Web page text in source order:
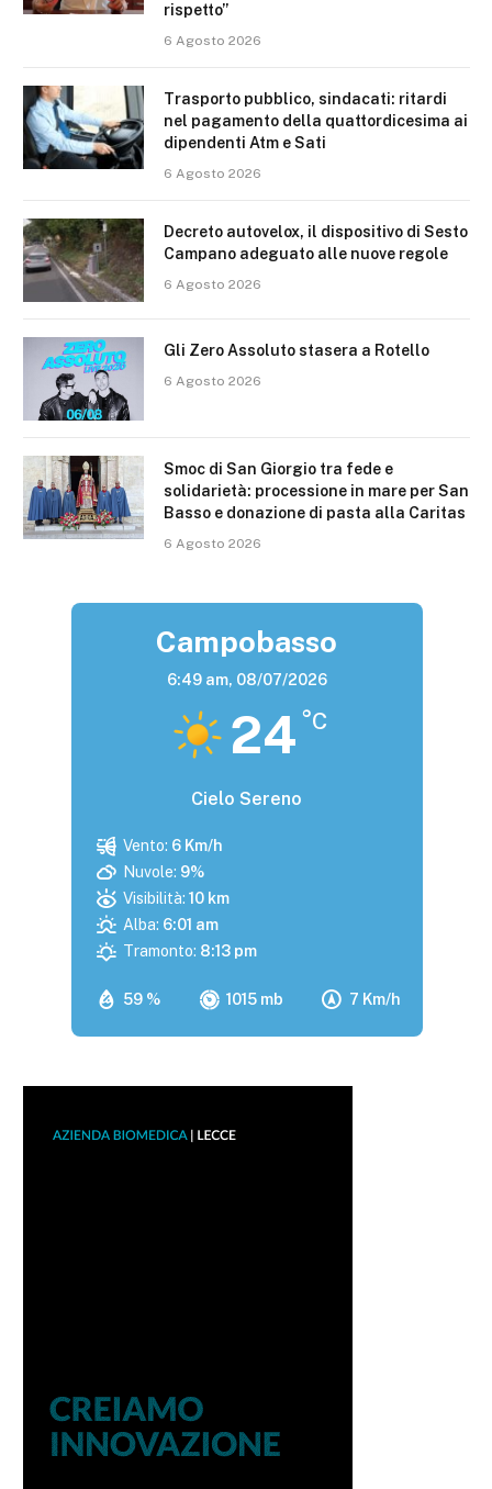
rispetto”
6 Agosto 2026
Trasporto pubblico, sindacati: ritardi
nel pagamento della quattordicesima ai
dipendenti Atm e Sati
6 Agosto 2026
Decreto autovelox, il dispositivo di Sesto
Campano adeguato alle nuove regole
6 Agosto 2026
Gli Zero Assoluto stasera a Rotello
6 Agosto 2026
Smoc di San Giorgio tra fede e
solidarietà: processione in mare per San
Basso e donazione di pasta alla Caritas
6 Agosto 2026
Campobasso
6:49 am, 08/07/2026
24 °C
Cielo Sereno
59 % 1015 mb 7 Km/h
Vento: 6 Km/h
Nuvole: 9%
Visibilità: 10 km
Alba: 6:01 am
Tramonto: 8:13 pm